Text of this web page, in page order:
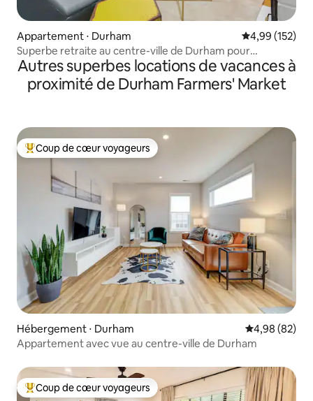
Appartement ⋅ Durham Évaluation
4,99 (152)
Superbe retraite au centre-ville de Durham pour
8 personnes
Autres superbes locations de vacances à
proximité de Durham Farmers' Market
Coups de cœur voyageurs les plus appréciés
Coup de cœur voyageurs
Hébergement ⋅ Durham Évaluation
4,98 (82)
Appartement avec vue au centre-ville de Durham
Coups de cœur voyageurs les plus appréciés
Coup de cœur voyageurs